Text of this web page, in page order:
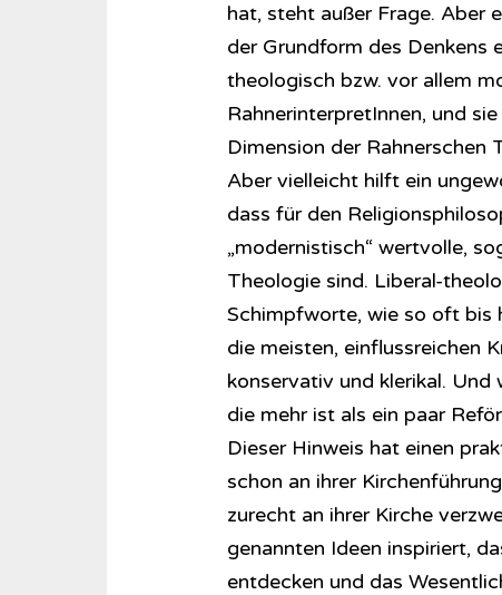
hat, steht außer Frage. Aber
der Grundform des Denkens
theologisch bzw. vor allem
RahnerinterpretInnen, und
Dimension der Rahnerschen
Aber vielleicht hilft ein
dass für den
„modernistisch“ wertvolle,
Theologie sind. Liberal-
Schimpfworte, wie so oft bis
die meisten, einflussreichen
konservativ und klerikal. Und
die mehr ist als ein paar
Dieser Hinweis hat einen
schon an ihrer
zurecht an ihrer Kirche
genannten Ideen inspiriert,
entdecken und das